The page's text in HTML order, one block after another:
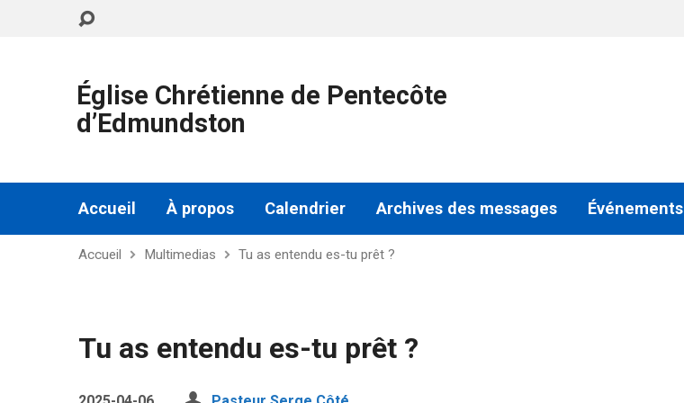
Église Chrétienne de Pentecôte
d’Edmundston
Accueil À propos Calendrier Archives des messages Événements
Accueil Multimedias Tu as entendu es-tu prêt ?
Tu as entendu es-tu prêt ?